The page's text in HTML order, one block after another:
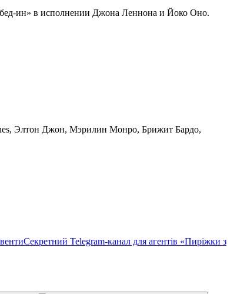
ин» в исполнении Джона Леннона и Йоко Оно.
Элтон Джон, Мэрилин Монро, Брижит Бардо,
Секретний Telegram-канал для агентів «Пиріжки з